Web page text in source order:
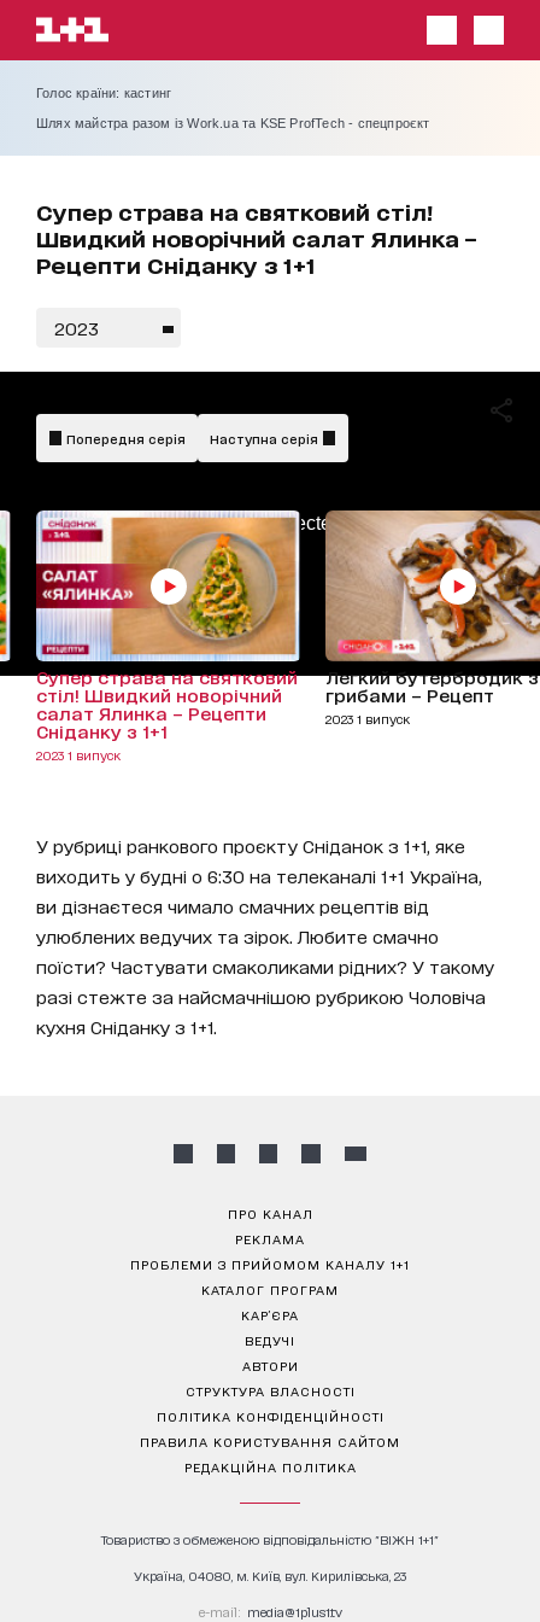
Голос країни: кастинг
Шлях майстра разом із Work.ua та KSE ProfTech - спецпроєкт
Супер страва на святковий стіл!
Швидкий новорічний салат Ялинка –
Рецепти Сніданку з 1+1
2023
AdBlockDetected!
Попередня серія Наступна серія
Супер страва на святковий
стіл! Швидкий новорічний
салат Ялинка – Рецепти
Сніданку з 1+1
2023 1 випуск
Легкий бутербродик з
грибами – Рецепт
2023 1 випуск
У рубриці ранкового проєкту Сніданок з 1+1, яке
виходить у будні о 6:30 на телеканалі 1+1 Україна,
ви дізнаєтеся чимало смачних рецептів від
улюблених ведучих та зірок. Любите смачно
поїсти? Частувати смаколиками рідних? У такому
разі стежте за найсмачнішою рубрикою Чоловіча
кухня Сніданку з 1+1.
ПРО КАНАЛ
РЕКЛАМА
ПРОБЛЕМИ З ПРИЙОМОМ КАНАЛУ 1+1
КАТАЛОГ ПРОГРАМ
КАР’ЄРА
ВЕДУЧІ
АВТОРИ
СТРУКТУРА ВЛАСНОСТІ
ПОЛІТИКА КОНФІДЕНЦІЙНОСТІ
ПРАВИЛА КОРИСТУВАННЯ САЙТОМ
РЕДАКЦІЙНА ПОЛІТИКА
Товариство з обмеженою відповідальністю "ВІЖН 1+1"
Україна, 04080, м. Київ, вул. Кирилівська, 23
е-mail: media@1plus1.tv